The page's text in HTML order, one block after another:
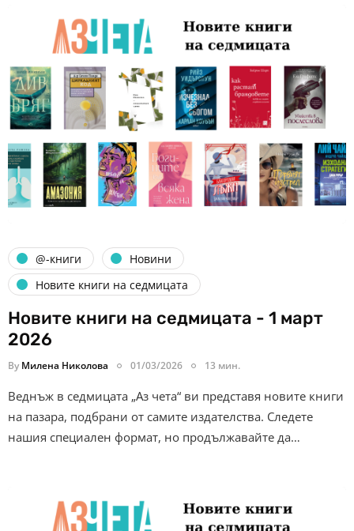
@-книги
Новини
Новите книги на седмицата
Новите книги на седмицата - 1 март
2026
By Милена Николова 01/03/2026 13 мин.
Веднъж в седмицата „Аз чета“ ви представя новите книги
на пазара, подбрани от самите издателства. Следете
нашия специален формат, но продължавайте да…